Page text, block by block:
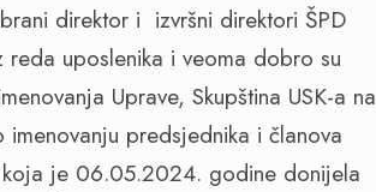
direktor i izvršni direktori ŠPD
reda uposlenika i veoma dobro su
Uprave, Skupština USK-a na
predsjednika i članova
koja je 06.05.2024. godine donijela